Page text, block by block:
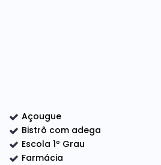
Açougue
Bistrô com adega
Escola 1º Grau
Farmácia